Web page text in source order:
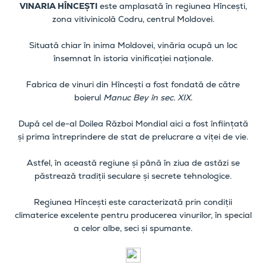
VINARIA HÎNCEȘTIeste amplasată în regiunea Hîncești,
zona vitivinicolă Codru, centrul Moldovei.
Situată chiar în inima Moldovei, vinăria ocupă un loc
însemnat în istoria vinificației naționale.
Fabrica de vinuri din Hîncești a fost fondată de către
boierul Manuc Bey în sec. XIX.
După cel de-al Doilea Război Mondial aici a fost înființată
și prima întreprindere de stat de prelucrare a viței de vie.
Astfel, în această regiune și până în ziua de astăzi se
păstrează tradiții seculare și secrete tehnologice.
Regiunea Hîncești este caracterizată prin condiții
climaterice excelente pentru producerea vinurilor, în special
a celor albe, seci și spumante.